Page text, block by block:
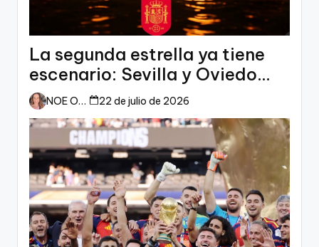
La segunda estrella ya tiene
escenario: Sevilla y Oviedo
esperan a España
NOE ORTIZ 22 de julio de 2026